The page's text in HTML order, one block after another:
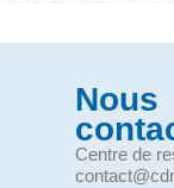
Nous
Centre de